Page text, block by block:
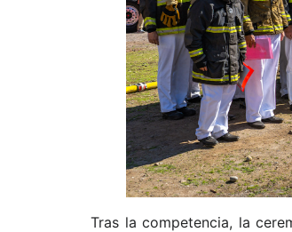
Tras la competencia, la